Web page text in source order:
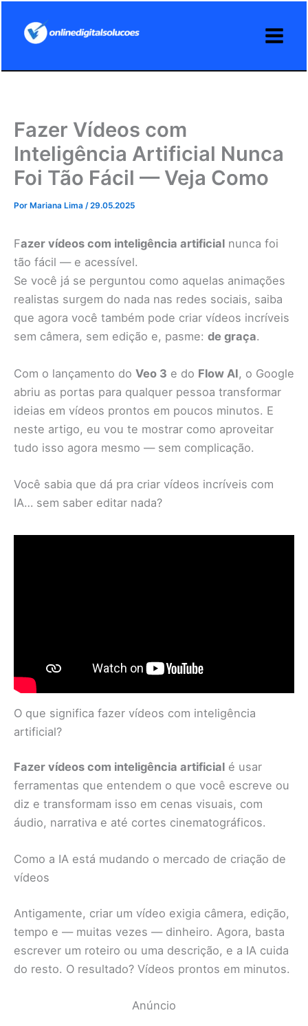
Fazer Vídeos com
Inteligência Artificial Nunca
Foi Tão Fácil — Veja Como
Por Mariana Lima /29.05.2025
Fazer vídeos com inteligência artificial nunca foi
tão fácil — e acessível.
Se você já se perguntou como aquelas animações
realistas surgem do nada nas redes sociais, saiba
que agora você também pode criar vídeos incríveis
sem câmera, sem edição e, pasme: de graça.
Com o lançamento do Veo 3 e do Flow AI, o Google
abriu as portas para qualquer pessoa transformar
ideias em vídeos prontos em poucos minutos. E
neste artigo, eu vou te mostrar como aproveitar
tudo isso agora mesmo — sem complicação.
Você sabia que dá pra criar vídeos incríveis com
IA… sem saber editar nada?
O que significa fazer vídeos com inteligência
artificial?
Fazer vídeos com inteligência artificial é usar
ferramentas que entendem o que você escreve ou
diz e transformam isso em cenas visuais, com
áudio, narrativa e até cortes cinematográficos.
Como a IA está mudando o mercado de criação de
vídeos
Antigamente, criar um vídeo exigia câmera, edição,
tempo e — muitas vezes — dinheiro. Agora, basta
escrever um roteiro ou uma descrição, e a IA cuida
do resto. O resultado? Vídeos prontos em minutos.
Anúncio